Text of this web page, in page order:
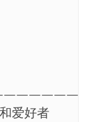
爱好者